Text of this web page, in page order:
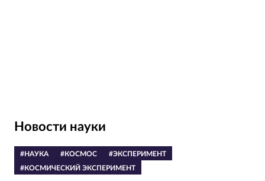
Новости науки
#НАУКА #КОСМОС
#ЭКСПЕРИМЕНТ
#КОСМИЧЕСКИЙ ЭКСПЕРИМЕНТ